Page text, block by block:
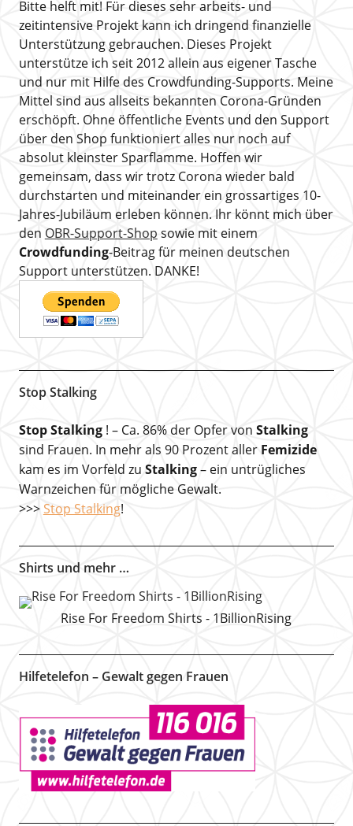
Bitte helft mit! Für dieses sehr arbeits- und
zeitintensive Projekt kann ich dringend finanzielle
Unterstützung gebrauchen. Dieses Projekt
unterstütze ich seit 2012 allein aus eigener Tasche
und nur mit Hilfe des Crowdfunding-Supports. Meine
Mittel sind aus allseits bekannten Corona-Gründen
erschöpft. Ohne öffentliche Events und den Support
über den Shop funktioniert alles nur noch auf
absolut kleinster Sparflamme. Hoffen wir
gemeinsam, dass wir trotz Corona wieder bald
durchstarten und miteinander ein grossartiges 10-
Jahres-Jubiläum erleben können. Ihr könnt mich über
den OBR-Support-Shop sowie mit einem
Crowdfunding-Beitrag für meinen deutschen
Support unterstützen. DANKE!
Stop Stalking
Stop Stalking! – Ca. 86% der Opfer von Stalking
sind Frauen. In mehr als 90 Prozent aller Femizide
kam es im Vorfeld zu Stalking– ein untrügliches
Warnzeichen für mögliche Gewalt.
>>> Stop Stalking!
Shirts und mehr …
Rise For Freedom Shirts - 1BillionRising
Hilfetelefon – Gewalt gegen Frauen